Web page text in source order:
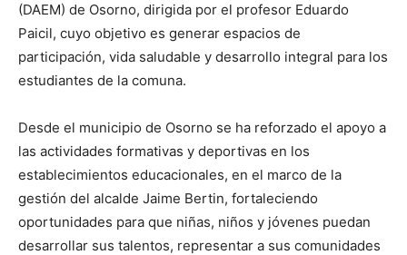
(DAEM) de Osorno, dirigida por el profesor Eduardo
Paicil, cuyo objetivo es generar espacios de
participación, vida saludable y desarrollo integral para los
estudiantes de la comuna.
Desde el municipio de Osorno se ha reforzado el apoyo a
las actividades formativas y deportivas en los
establecimientos educacionales, en el marco de la
gestión del alcalde Jaime Bertin, fortaleciendo
oportunidades para que niñas, niños y jóvenes puedan
desarrollar sus talentos, representar a sus comunidades